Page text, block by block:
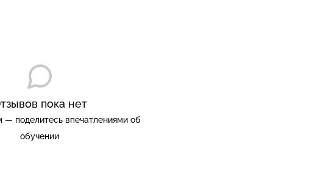
пока нет
— поделитесь впечатлениями об
обучении